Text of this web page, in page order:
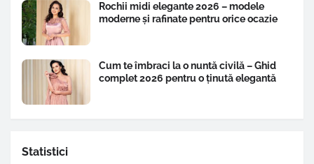
Rochii midi elegante 2026 – modele
moderne și rafinate pentru orice ocazie
Cum te îmbraci la o nuntă civilă – Ghid
complet 2026 pentru o ținută elegantă
Statistici